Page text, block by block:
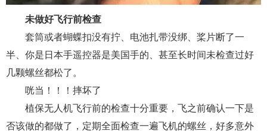
未做好飞行前检查
套筒或者蝴蝶扣没有拧、电池扎带没绑、桨片断了一
半、你是日本手遥控器是美国手的、甚至长时间未检查过好
几颗螺丝都松了。
咣当！！！摔坏了
植保无人机飞行前的检查十分重要，飞之前确认一下是
否该做的都做了，定期全面检查一遍飞机的螺丝，好多意外